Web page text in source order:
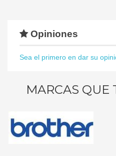
Opiniones
Sea el primero en dar su
MARCAS QUE